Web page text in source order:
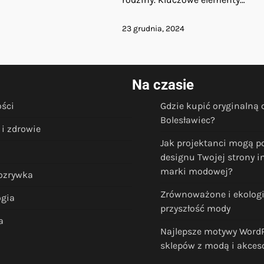
23 grudnia, 2024
zdrowie
Na czasie
Gdzie kupić oryginalną
Bolesławiec?
Jak projektanci mogą
designu Twojej strony
marki modowej?
Zrównoważone i
przyszłość mody
Najlepsze motywy
sklepów z modą i